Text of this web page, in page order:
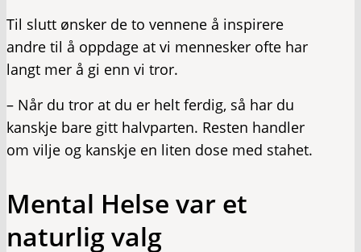
Til slutt ønsker de to vennene å inspirere
andre til å oppdage at vi mennesker ofte har
langt mer å gi enn vi tror.
– Når du tror at du er helt ferdig, så har du
kanskje bare gitt halvparten. Resten handler
om vilje og kanskje en liten dose med stahet.
Mental Helse var et
naturlig valg